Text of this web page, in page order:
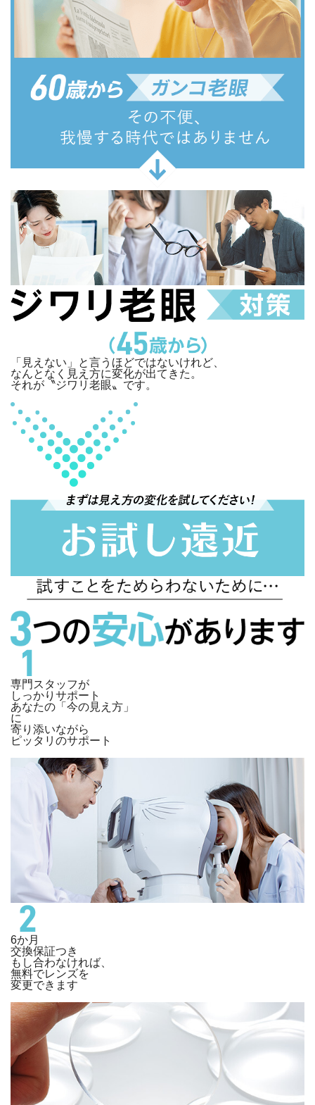
「見えない」と言うほどではないけれど、
なんとなく見え方に変化が出てきた。
それが 〝ジワリ老眼〟 です。
専門スタッフが
しっかりサポート
あなたの「今の見え方」
に
寄り添いながら
ピッタリのサポート
6か月
交換保証つき
もし合わなければ、
無料でレンズを
変更できます